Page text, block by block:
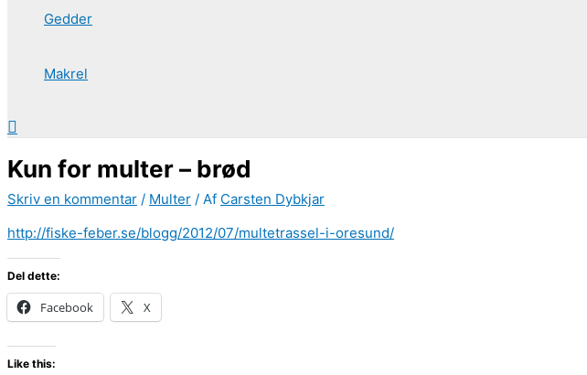
Gedder
Makrel
Søg
Kun for multer – brød
Skriv en kommentar / Multer / Af Carsten Dybkjar
http://fiske-feber.se/blogg/2012/07/multetrassel-i-oresund/
Del dette:
Facebook X
Like this: